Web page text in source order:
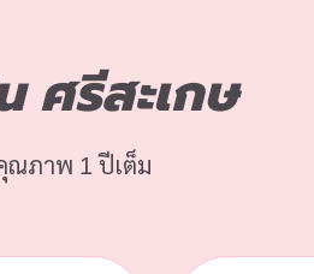
ศรีสะเกษ
ณภาพ 1 ปีเต็ม